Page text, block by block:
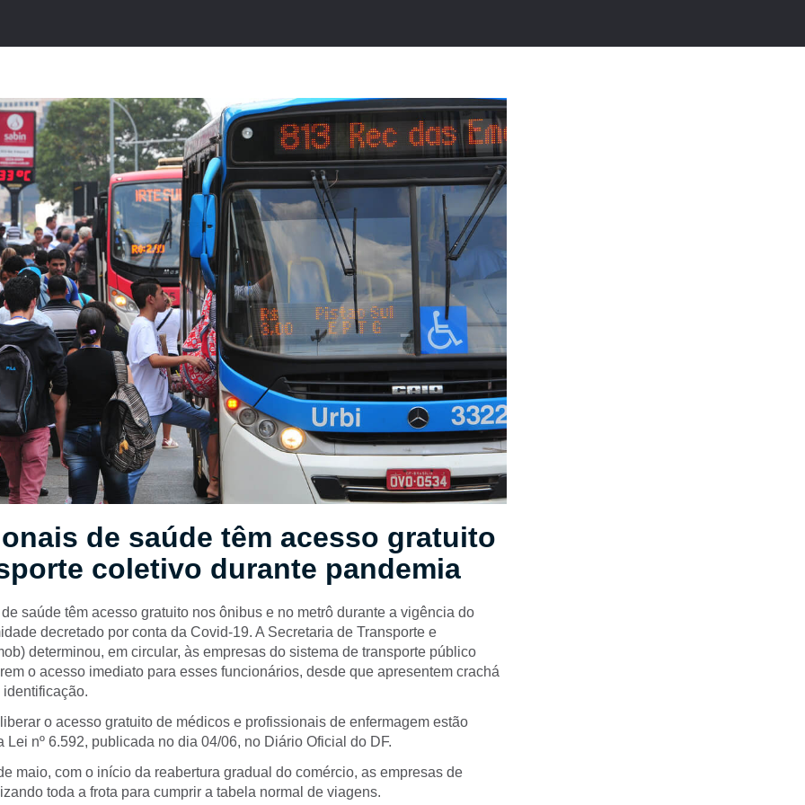
de saúde têm acesso gratuito
coletivo durante pandemia
saúde têm acesso gratuito nos ônibus e no metrô durante a vigência do
decretado por conta da Covid-19. A Secretaria de Transporte e
determinou, em circular, às empresas do sistema de transporte público
o acesso imediato para esses funcionários, desde que apresentem crachá
o acesso gratuito de médicos e profissionais de enfermagem estão
Lei nº 6.592, publicada no dia 04/06, no Diário Oficial do DF.
maio, com o início da reabertura gradual do comércio, as empresas de
toda a frota para cumprir a tabela normal de viagens.